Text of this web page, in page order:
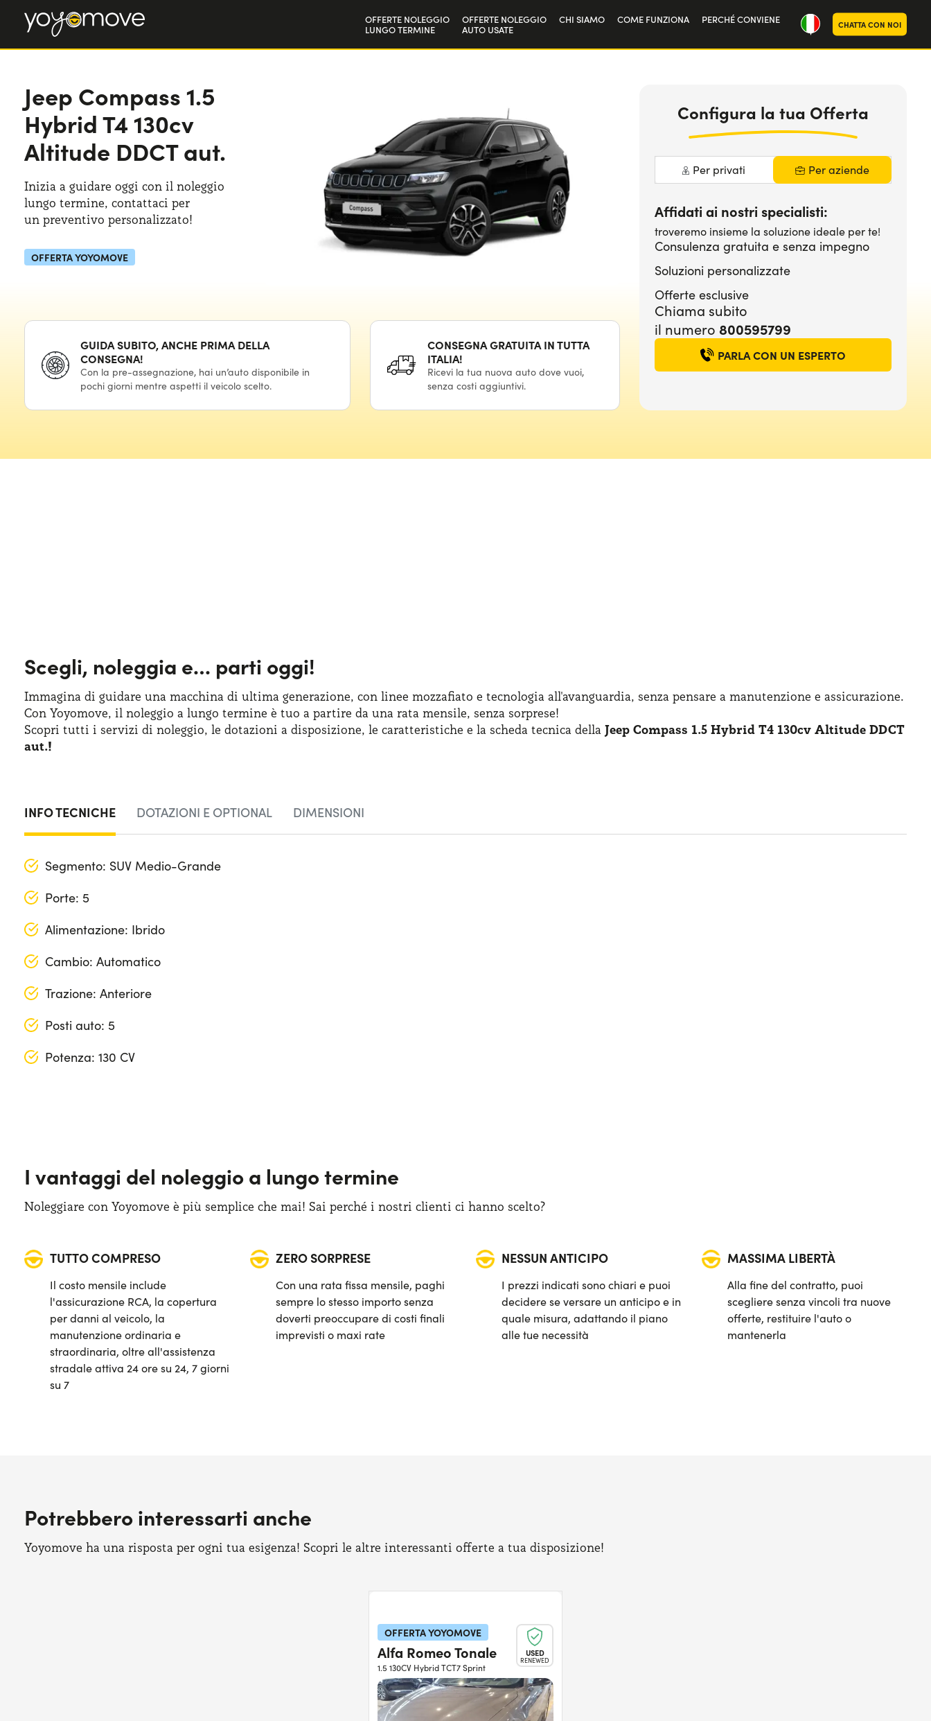
OFFERTE NOLEGGIO
LUNGO TERMINE
OFFERTE NOLEGGIO
AUTO USATE
CHI SIAMO COME FUNZIONA PERCHÉ CONVIENE CHATTA CON NOI
OFFERTA YOYOMOVE
Jeep Compass1.5
Hybrid T4 130cv
Altitude DDCT aut.
Inizia a guidare oggi con il noleggio
lungo termine, contattaci per
un preventivo personalizzato!
Configura la tua Offerta
Per privati Per aziende
Affidati ai nostri specialisti:
troveremo insieme la soluzione ideale per te!
Consulenza gratuita e senza impegno
Soluzioni personalizzate
Offerte esclusive
Chiama subito
il numero 800595799
PARLA CON UN ESPERTO
GUIDA SUBITO, ANCHE PRIMA DELLA
CONSEGNA!
Con la pre-assegnazione, hai un’auto disponibile in
pochi giorni mentre aspetti il veicolo scelto.
CONSEGNA GRATUITA IN TUTTA
ITALIA!
Ricevi la tua nuova auto dove vuoi,
senza costi aggiuntivi.
Scegli, noleggia e… parti oggi!
Immagina di guidare una macchina di ultima generazione, con linee mozzafiato e tecnologia all'avanguardia, senza pensare a manutenzione e assicurazione.
Con Yoyomove, il noleggio a lungo termine è tuo a partire da una rata mensile, senza sorprese!
Scopri tutti i servizi di noleggio, le dotazioni a disposizione, le caratteristiche e la scheda tecnica della Jeep Compass 1.5 Hybrid T4 130cv Altitude DDCT
aut.!
INFO TECNICHE DOTAZIONI E OPTIONAL DIMENSIONI
Segmento: SUV Medio-Grande
Porte: 5
Alimentazione: Ibrido
Cambio: Automatico
Trazione: Anteriore
Posti auto: 5
Potenza: 130 CV
Cruise control adattivo
Display touchscreen da 10"
Quadro strumenti digitale
Sistema di avviso e mantenimento della corsia
Sistema di frenata d'emergenza attiva
Telecamera posteriore di parcheggio
Bagagliaio: 438 lt
I vantaggi del noleggio a lungo termine
Noleggiare con Yoyomove è più semplice che mai! Sai perché i nostri clienti ci hanno scelto?
TUTTO COMPRESO
Il costo mensile include
l'assicurazione RCA, la copertura
per danni al veicolo, la
manutenzione ordinaria e
straordinaria, oltre all'assistenza
stradale attiva 24 ore su 24, 7 giorni
su 7
ZERO SORPRESE
Con una rata fissa mensile, paghi
sempre lo stesso importo senza
doverti preoccupare di costi finali
imprevisti o maxi rate
NESSUN ANTICIPO
I prezzi indicati sono chiari e puoi
decidere se versare un anticipo e in
quale misura, adattando il piano
alle tue necessità
MASSIMA LIBERTÀ
Alla fine del contratto, puoi
scegliere senza vincoli tra nuove
offerte, restituire l'auto o
mantenerla
Potrebbero interessarti anche
Yoyomove ha una risposta per ogni tua esigenza! Scopri le altre interessanti offerte a tua disposizione!
OFFERTA YOYOMOVE
USED
RENEWED
Alfa Romeo Tonale
1.5 130CV Hybrid TCT7 Sprint